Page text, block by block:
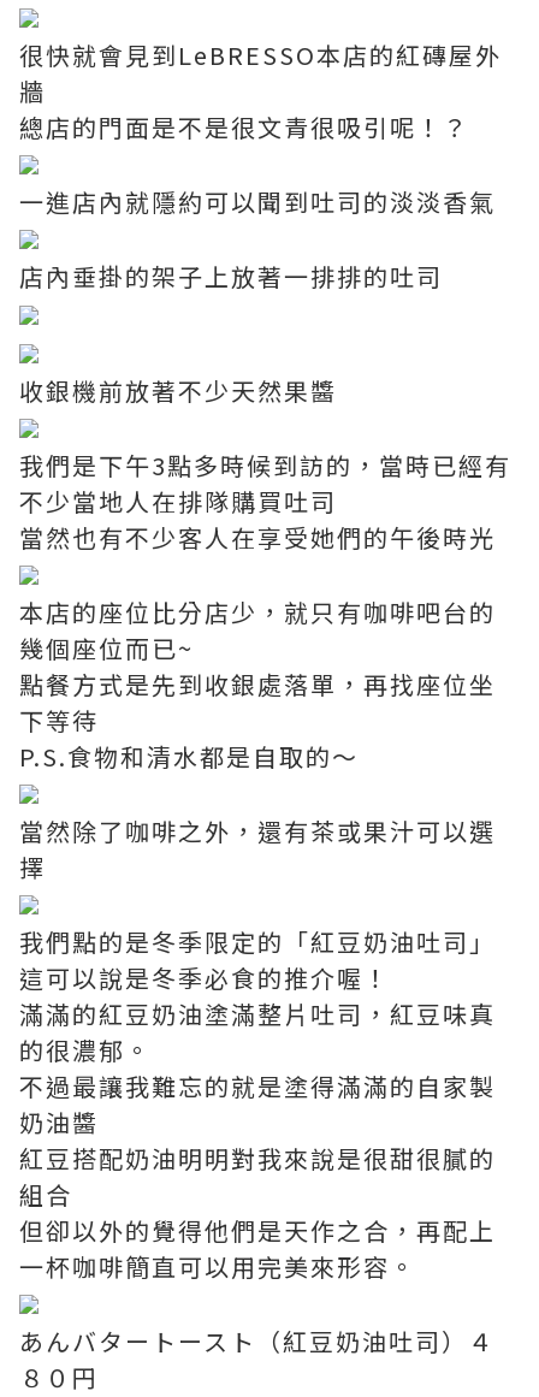
很快就會見到LeBRESSO本店的紅磚屋外
牆
總店的門面是不是很文青很吸引呢！？
一進店內就隱約可以聞到吐司的淡淡香氣
店內垂掛的架子上放著一排排的吐司
收銀機前放著不少天然果醬
我們是下午3點多時候到訪的，當時已經有
不少當地人在排隊購買吐司
當然也有不少客人在享受她們的午後時光
本店的座位比分店少，就只有咖啡吧台的
幾個座位而已~
點餐方式是先到收銀處落單，再找座位坐
下等待
P.S.食物和清水都是自取的～
當然除了咖啡之外，還有茶或果汁可以選
擇
我們點的是冬季限定的「紅豆奶油吐司」
這可以說是冬季必食的推介喔！
滿滿的紅豆奶油塗滿整片吐司，紅豆味真
的很濃郁。
不過最讓我難忘的就是塗得滿滿的自家製
奶油醬
紅豆搭配奶油明明對我來說是很甜很膩的
組合
但卻以外的覺得他們是天作之合，再配上
一杯咖啡簡直可以用完美來形容。
あんバタートースト（紅豆奶油吐司）４
８０円